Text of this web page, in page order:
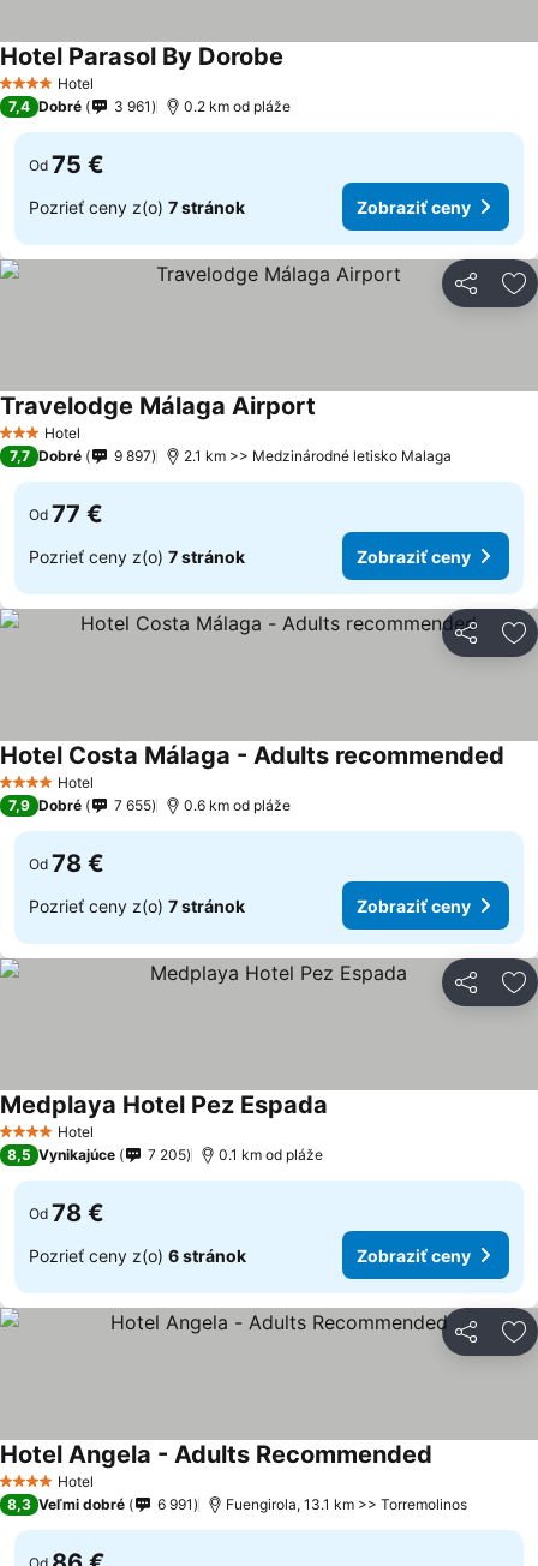
4 Počet hviezdičiek
Hotel
Hotel Parasol By Dorobe
7,4 Dobré 3 961 0.2 km od pláže
Od 75 €
Pozrieť ceny z(o) 7 stránok Zobraziť ceny
Zdieľať
3 Počet hviezdičiek
Hotel
Travelodge Málaga Airport
7,7 Dobré 9 897 2.1 km >> Medzinárodné letisko Malaga
Od 77 €
Pozrieť ceny z(o) 7 stránok Zobraziť ceny
Zdieľať
4 Počet hviezdičiek
Hotel
Hotel Costa Málaga - Adults recommended
7,9 Dobré 7 655 0.6 km od pláže
Od 78 €
Pozrieť ceny z(o) 7 stránok Zobraziť ceny
Zdieľať
4 Počet hviezdičiek
Hotel
Medplaya Hotel Pez Espada
8,5 Vynikajúce 7 205 0.1 km od pláže
Od 78 €
Pozrieť ceny z(o) 6 stránok Zobraziť ceny
Zdieľať
4 Počet hviezdičiek
Hotel
Hotel Angela - Adults Recommended
8,3 Veľmi dobré 6 991 Fuengirola, 13.1 km >> Torremolinos
Od